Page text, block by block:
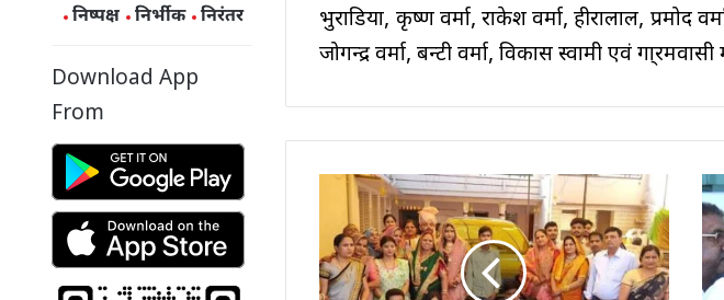
निष्पक्ष निर्भीक निरंतर
Download App
From
भुराडिया, कृष्ण वर्मा, राकेश वर्मा, हीरालाल, प्रमोद
जोगन्द्र वर्मा, बन्टी वर्मा, विकास स्वामी एवं